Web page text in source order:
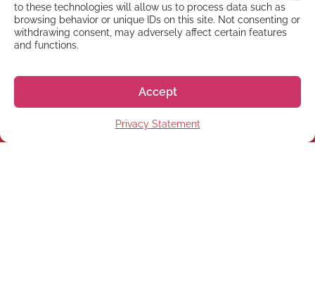
to these technologies will allow us to process data such as
browsing behavior or unique IDs on this site. Not consenting or
withdrawing consent, may adversely affect certain features
and functions.
Accept
Privacy Statement
NEWSLETTER